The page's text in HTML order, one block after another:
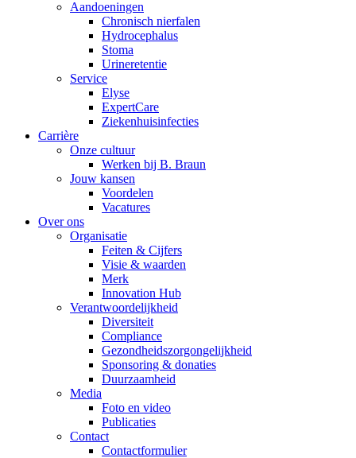
Aandoeningen
Chronisch nierfalen
​​Hydrocephalus
Stoma
Urineretentie
Service
Elyse
ExpertCare
Ziekenhuisinfecties
Carrière
Onze cultuur
Werken bij B. Braun
Jouw kansen
Voordelen
Vacatures
Over ons
Organisatie
Feiten & Cijfers
Visie & waarden
Merk
Innovation Hub
Verantwoordelijkheid
Diversiteit
Compliance
Gezondheidszorgongelijkheid​
Sponsoring & donaties
Duurzaamheid
Media
Foto en video
Publicaties
Contact
Contactformulier